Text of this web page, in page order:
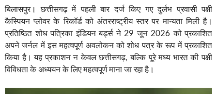
बिलासपुर। छत्तीसगढ़ में पहली बार दर्ज किए गए दुर्लभ प्रवासी पक्षी
कैस्पियन प्लोवर के रिकॉर्ड को अंतरराष्ट्रीय स्तर पर मान्यता मिली है।
प्रतिष्ठित शोध पत्रिका इंडियन बर्ड्स ने 29 जून 2026 को प्रकाशित
अपने जर्नल में इस महत्वपूर्ण अवलोकन को शोध पत्र के रूप में प्रकाशित
किया है। यह प्रकाशन न केवल छत्तीसगढ़, बल्कि पूरे मध्य भारत की पक्षी
विविधता के अध्ययन के लिए महत्वपूर्ण माना जा रहा है।